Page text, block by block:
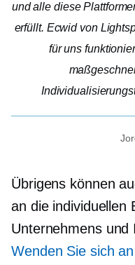
und alle diese
erfüllt. Ecwid von
für uns
Übrigens können
an die individuellen
Unternehmens und
Wenden Sie sich